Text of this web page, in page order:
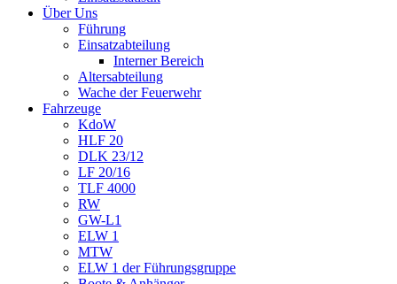
Über Uns
Führung
Einsatzabteilung
Interner Bereich
Altersabteilung
Wache der Feuerwehr
Fahrzeuge
KdoW
HLF 20
DLK 23/12
LF 20/16
TLF 4000
RW
GW-L1
ELW 1
MTW
ELW 1 der Führungsgruppe